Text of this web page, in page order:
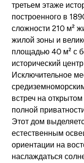
третьем этаже
построенного в
сложности 210 м²
жилой зоны и
площадью 40 м² с
исторический
Исключительное
встреч на
полной
Этот дом
естественным
ориентации на
наслаждаться